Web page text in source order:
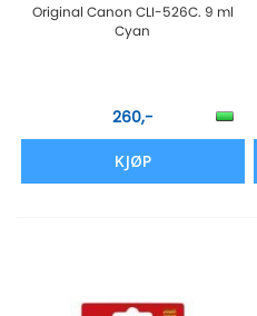
Original Canon CLI-526C. 9 ml
Cyan
260,-
KJØP